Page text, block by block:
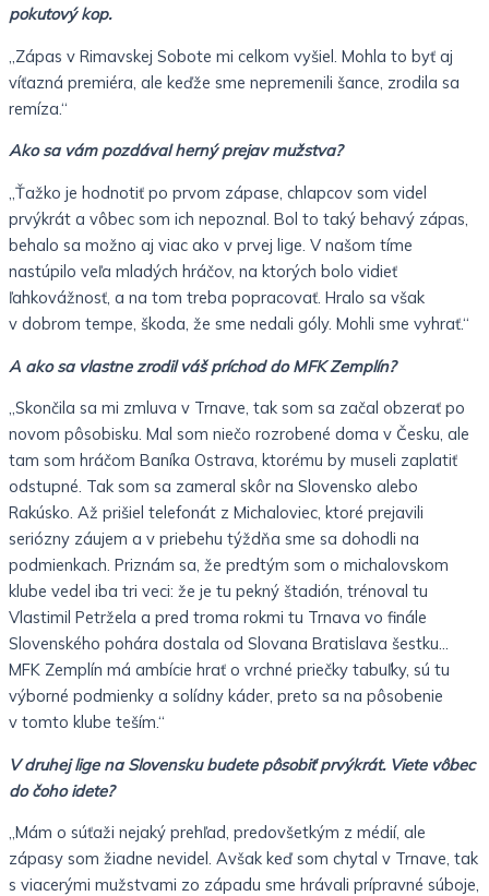
pokutový kop.
„Zápas v Rimavskej Sobote mi celkom vyšiel. Mohla to byť aj
víťazná premiéra, ale keďže sme nepremenili šance, zrodila sa
remíza.“
Ako sa vám pozdával herný prejav mužstva?
„Ťažko je hodnotiť po prvom zápase, chlapcov som videl
prvýkrát a vôbec som ich nepoznal. Bol to taký behavý zápas,
behalo sa možno aj viac ako v prvej lige. V našom tíme
nastúpilo veľa mladých hráčov, na ktorých bolo vidieť
ľahkovážnosť, a na tom treba popracovať. Hralo sa však
v dobrom tempe, škoda, že sme nedali góly. Mohli sme vyhrať.“
A ako sa vlastne zrodil váš príchod do MFK Zemplín?
„Skončila sa mi zmluva v Trnave, tak som sa začal obzerať po
novom pôsobisku. Mal som niečo rozrobené doma v Česku, ale
tam som hráčom Baníka Ostrava, ktorému by museli zaplatiť
odstupné. Tak som sa zameral skôr na Slovensko alebo
Rakúsko. Až prišiel telefonát z Michaloviec, ktoré prejavili
seriózny záujem a v priebehu týždňa sme sa dohodli na
podmienkach. Priznám sa, že predtým som o michalovskom
klube vedel iba tri veci: že je tu pekný štadión, trénoval tu
Vlastimil Petržela a pred troma rokmi tu Trnava vo finále
Slovenského pohára dostala od Slovana Bratislava šestku…
MFK Zemplín má ambície hrať o vrchné priečky tabuľky, sú tu
výborné podmienky a solídny káder, preto sa na pôsobenie
v tomto klube teším.“
V druhej lige na Slovensku budete pôsobiť prvýkrát. Viete vôbec
do čoho idete?
„Mám o súťaži nejaký prehľad, predovšetkým z médií, ale
zápasy som žiadne nevidel. Avšak keď som chytal v Trnave, tak
s viacerými mužstvami zo západu sme hrávali prípravné súboje,